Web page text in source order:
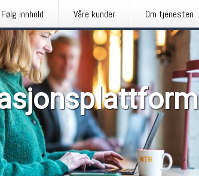
Følg innhold Våre kunder Om tjenesten